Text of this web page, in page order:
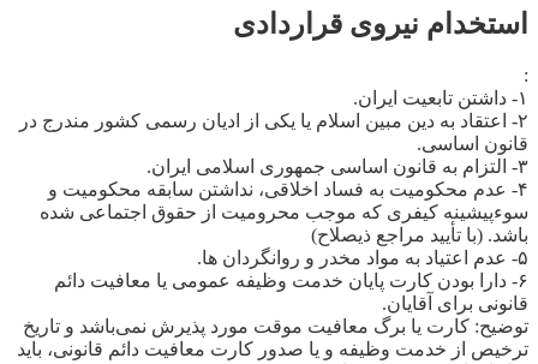
استخدام نیروی قراردادی
:
۱- داشتن تابعیت ایران.
۲- اعتقاد به دین مبین اسلام یا یکی از ادیان رسمی کشور مندرج در
قانون اساسی.
۳- التزام به قانون اساسی جمهوری اسلامی ایران.
۴- عدم محکومیت به فساد اخلاقی، نداشتن سابقه محکومیت و
سوءپیشینه کیفری که موجب محرومیت از حقوق اجتماعی شده
باشد. (با تأیید مراجع ذیصلاح)
۵- عدم اعتیاد به مواد مخدر و روانگردان ها.
۶- دارا بودن کارت پایان خدمت وظیفه عمومی یا معافیت دائم
قانونی برای آقایان.
توضیح: کارت یا برگ معافیت موقت مورد پذیرش نمی‌باشد و تاریخ
ترخیص از خدمت وظیفه و یا صدور کارت معافیت دائم قانونی، باید